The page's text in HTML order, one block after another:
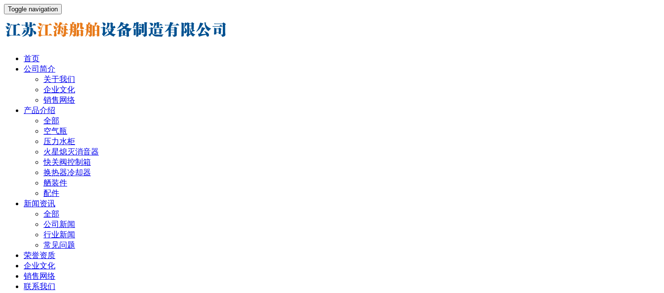
Toggle navigation
首页
公司简介
关于我们
企业文化
销售网络
产品介绍
全部
空气瓶
压力水柜
火星熄灭消音器
快关阀控制箱
换热器冷却器
舾装件
配件
新闻资讯
全部
公司新闻
行业新闻
常见问题
荣誉资质
企业文化
销售网络
联系我们